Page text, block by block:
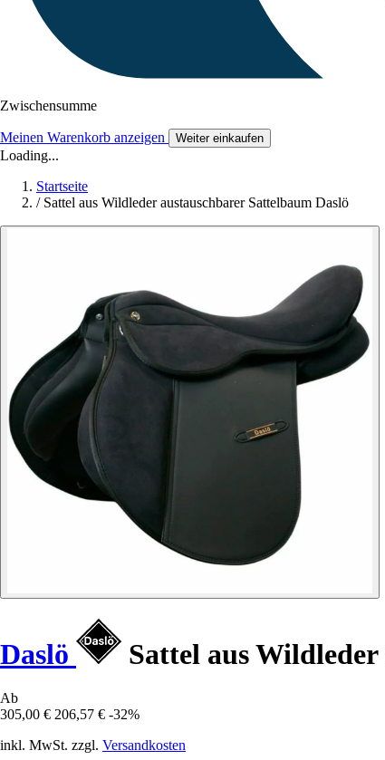
Zwischensumme
Meinen Warenkorb anzeigen Weiter einkaufen
Loading...
Startseite
/ Sattel aus Wildleder austauschbarer Sattelbaum Daslö
Daslö Sattel aus
Ab
305,00 € 206,57 € -32%
inkl. MwSt. zzgl. Versandkosten